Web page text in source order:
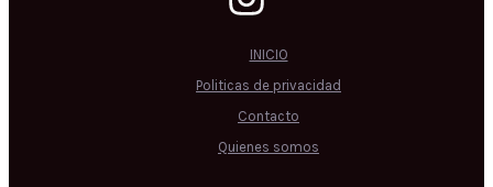
INICIO
Politicas de privacidad
Contacto
Quienes somos